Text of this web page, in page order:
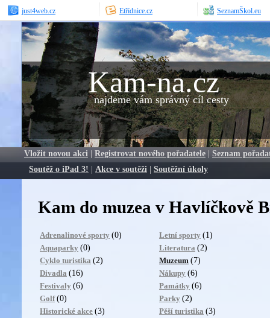
just4web.cz Etřídnice.cz SeznamŠkol.eu
Kam-na.cz
najdeme vám správný cíl cesty
Vložit novou akci | Registrovat nového pořadatele | Seznam
Soutěž o iPad 3! | Akce v soutěži | Soutěžní úkoly
Kam do muzea v Havlíčkově
Adrenalinové sporty (0)
Aquaparky (0)
Cyklo turistika (2)
Divadla (16)
Festivaly (6)
Golf (0)
Historické akce (3)
Letní sporty (1)
Literatura (2)
Muzeum (7)
Nákupy (6)
Památky (6)
Parky (2)
Pěší turistika (3)